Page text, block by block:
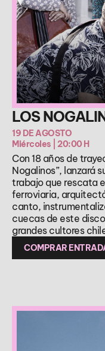
LOS
19 DE AGOSTO
Miércoles | 20:00 H
Con 18 años de
Nogalinos”, lanzará
trabajo que rescata
ferroviaria,
canto,
cuecas de este
grandes cultores
COMPRAR